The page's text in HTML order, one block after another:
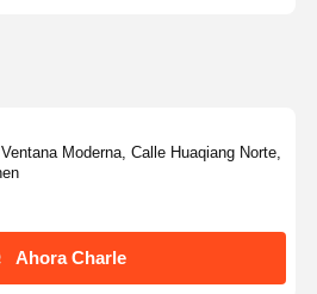
Moderna, Calle Huaqiang Norte,
Ahora Charle